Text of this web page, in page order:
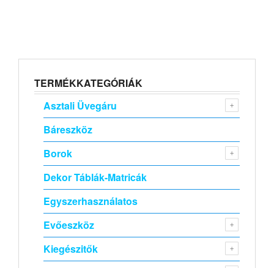
TERMÉKKATEGÓRIÁK
Asztali Üvegáru
Báreszköz
Borok
Dekor Táblák-Matricák
Egyszerhasználatos
Evőeszköz
Kiegészitők